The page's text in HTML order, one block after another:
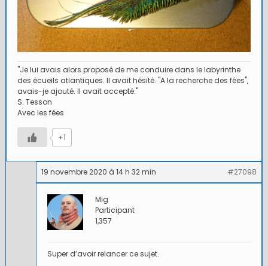
"Je lui avais alors proposé de me conduire dans le labyrinthe
des écueils atlantiques. Il avait hésité. "A la recherche des fées",
avais-je ajouté. Il avait accepté."
S. Tesson
Avec les fées
+1
19 novembre 2020 à 14 h 32 min #27098
Mig
Participant
1,357
Super d’avoir relancer ce sujet.